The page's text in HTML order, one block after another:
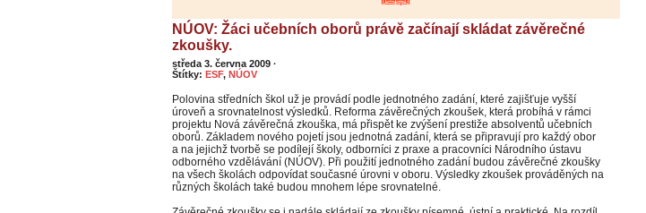
NÚOV: Žáci učebních oborů právě začínají skládat závěrečné
zkoušky.
středa 3. června 2009 ·
Štítky: ESF, NÚOV
Polovina středních škol už je provádí podle jednotného zadání, které zajišťuje vyšší
úroveň a srovnatelnost výsledků. Reforma závěrečných zkoušek, která probíhá v rámci
projektu Nová závěrečná zkouška, má přispět ke zvýšení prestiže absolventů učebních
oborů. Základem nového pojetí jsou jednotná zadání, která se připravují pro každý obor
a na jejichž tvorbě se podílejí školy, odborníci z praxe a pracovníci Národního ústavu
odborného vzdělávání (NÚOV). Při použití jednotného zadání budou závěrečné zkoušky
na všech školách odpovídat současné úrovni v oboru. Výsledky zkoušek prováděných na
různých školách také budou mnohem lépe srovnatelné.